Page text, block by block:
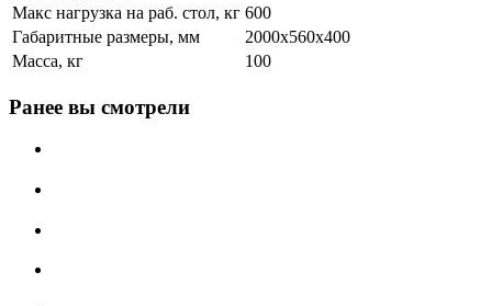
Макс нагрузка на раб. стол, кг 600
Габаритные размеры, мм
2000х560х400
Масса, кг
100
Ранее вы смотрели